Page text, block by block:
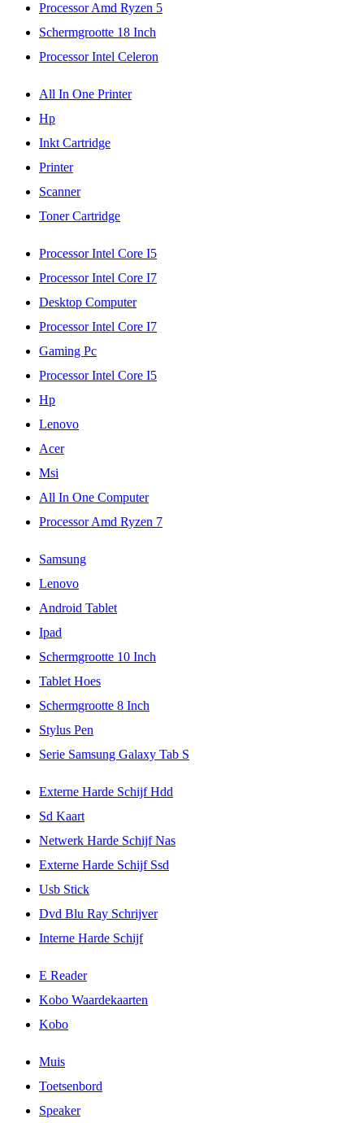
Processor Amd Ryzen 5
Schermgrootte 18 Inch
Processor Intel Celeron
All In One Printer
Hp
Inkt Cartridge
Printer
Scanner
Toner Cartridge
Processor Intel Core I5
Processor Intel Core I7
Desktop Computer
Processor Intel Core I7
Gaming Pc
Processor Intel Core I5
Hp
Lenovo
Acer
Msi
All In One Computer
Processor Amd Ryzen 7
Samsung
Lenovo
Android Tablet
Ipad
Schermgrootte 10 Inch
Tablet Hoes
Schermgrootte 8 Inch
Stylus Pen
Serie Samsung Galaxy Tab S
Externe Harde Schijf Hdd
Sd Kaart
Netwerk Harde Schijf Nas
Externe Harde Schijf Ssd
Usb Stick
Dvd Blu Ray Schrijver
Interne Harde Schijf
E Reader
Kobo Waardekaarten
Kobo
Muis
Toetsenbord
Speaker